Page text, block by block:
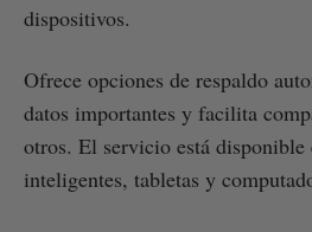
dispositivos.
Ofrece opciones de respaldo
datos importantes y facilita
otros. El servicio está disponible
inteligentes, tabletas y